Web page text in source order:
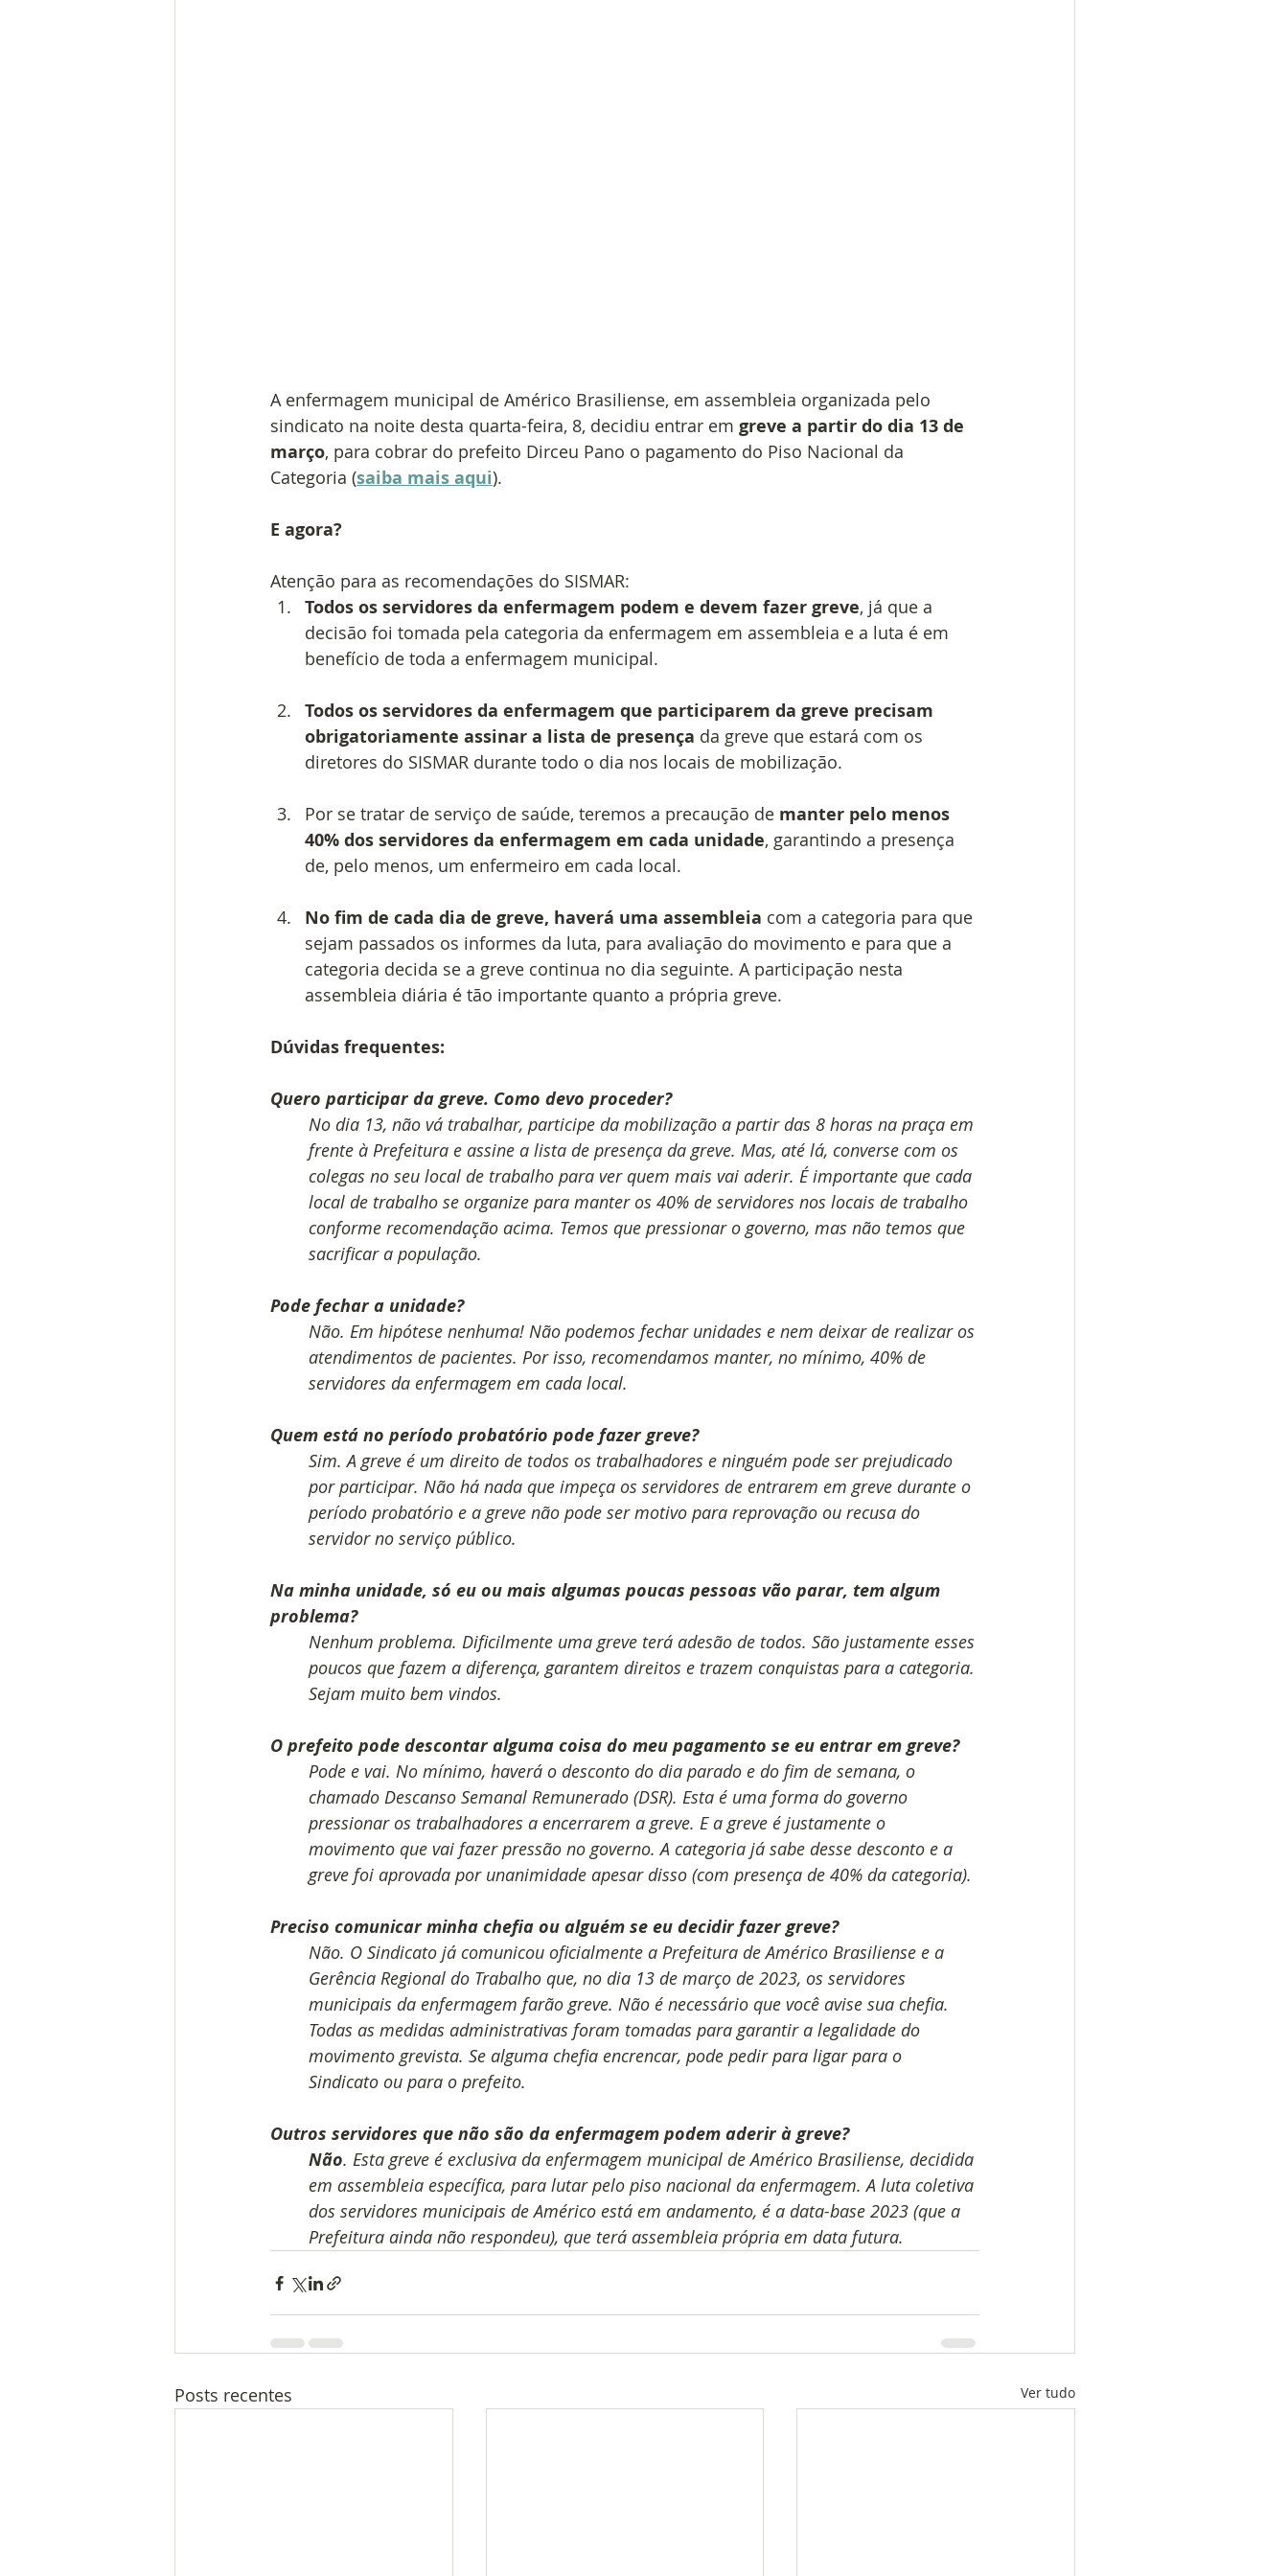
A enfermagem municipal de Américo Brasiliense, em assembleia organizada pelo
sindicato na noite desta quarta-feira, 8, decidiu entrar em greve a partir do dia 13 de
março, para cobrar do prefeito Dirceu Pano o pagamento do Piso Nacional da
Categoria (saiba mais aqui).
E agora?
Atenção para as recomendações do SISMAR:
Todos os servidores da enfermagem podem e devem fazer greve, já que a
decisão foi tomada pela categoria da enfermagem em assembleia e a luta é em
benefício de toda a enfermagem municipal.
Todos os servidores da enfermagem que participarem da greve precisam
obrigatoriamente assinar a lista de presença da greve que estará com os
diretores do SISMAR durante todo o dia nos locais de mobilização.
Por se tratar de serviço de saúde, teremos a precaução de manter pelo menos
40% dos servidores da enfermagem em cada unidade, garantindo a presença
de, pelo menos, um enfermeiro em cada local.
No fim de cada dia de greve, haverá uma assembleia com a categoria para que
sejam passados os informes da luta, para avaliação do movimento e para que a
categoria decida se a greve continua no dia seguinte. A participação nesta
assembleia diária é tão importante quanto a própria greve.
Dúvidas frequentes:
Quero participar da greve. Como devo proceder?
No dia 13, não vá trabalhar, participe da mobilização a partir das 8 horas na praça em
frente à Prefeitura e assine a lista de presença da greve. Mas, até lá, converse com os
colegas no seu local de trabalho para ver quem mais vai aderir. É importante que cada
local de trabalho se organize para manter os 40% de servidores nos locais de trabalho
conforme recomendação acima. Temos que pressionar o governo, mas não temos que
sacrificar a população.
Pode fechar a unidade?
Não. Em hipótese nenhuma! Não podemos fechar unidades e nem deixar de realizar os
atendimentos de pacientes. Por isso, recomendamos manter, no mínimo, 40% de
servidores da enfermagem em cada local.
Quem está no período probatório pode fazer greve?
Sim. A greve é um direito de todos os trabalhadores e ninguém pode ser prejudicado
por participar. Não há nada que impeça os servidores de entrarem em greve durante o
período probatório e a greve não pode ser motivo para reprovação ou recusa do
servidor no serviço público.
Na minha unidade, só eu ou mais algumas poucas pessoas vão parar, tem algum
problema?
Nenhum problema. Dificilmente uma greve terá adesão de todos. São justamente esses
poucos que fazem a diferença, garantem direitos e trazem conquistas para a categoria.
Sejam muito bem vindos.
O prefeito pode descontar alguma coisa do meu pagamento se eu entrar em greve?
Pode e vai. No mínimo, haverá o desconto do dia parado e do fim de semana, o
chamado Descanso Semanal Remunerado (DSR). Esta é uma forma do governo
pressionar os trabalhadores a encerrarem a greve. E a greve é justamente o
movimento que vai fazer pressão no governo. A categoria já sabe desse desconto e a
greve foi aprovada por unanimidade apesar disso (com presença de 40% da categoria).
Preciso comunicar minha chefia ou alguém se eu decidir fazer greve?
Não. O Sindicato já comunicou oficialmente a Prefeitura de Américo Brasiliense e a
Gerência Regional do Trabalho que, no dia 13 de março de 2023, os servidores
municipais da enfermagem farão greve. Não é necessário que você avise sua chefia.
Todas as medidas administrativas foram tomadas para garantir a legalidade do
movimento grevista. Se alguma chefia encrencar, pode pedir para ligar para o
Sindicato ou para o prefeito.
Outros servidores que não são da enfermagem podem aderir à greve?
Não. Esta greve é exclusiva da enfermagem municipal de Américo Brasiliense, decidida
em assembleia específica, para lutar pelo piso nacional da enfermagem. A luta coletiva
dos servidores municipais de Américo está em andamento, é a data-base 2023 (que a
Prefeitura ainda não respondeu), que terá assembleia própria em data futura.
Posts recentes Ver tudo